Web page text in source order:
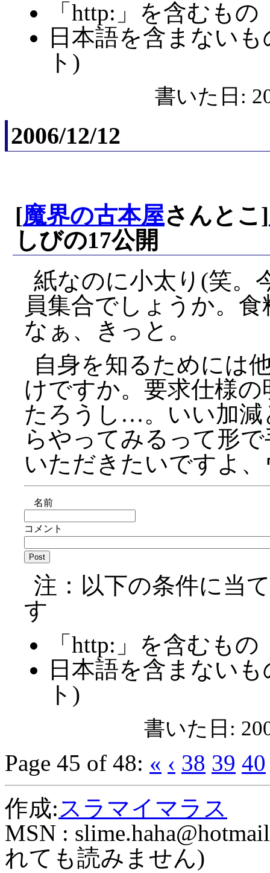
「http:」を含むもの
日本語を含まない
ト)
書いた日:
2006/12/12
[魔界の古本屋さんとこ]
しびの17公開
紙なのに小太り(笑。
員集合でしょうか。
なぁ、きっと。
自身を知るためには
けですか。要求仕様
たろうし…。いい加減
らやってみるって形
いただきたいですよ
名前
コメント
注：以下の条件に当
す
「http:」を含むもの
日本語を含まない
ト)
書いた日:
Page 45 of 48: « ‹ 38 39 40
作成:スラマイマラス
MSN :
れても読みません)